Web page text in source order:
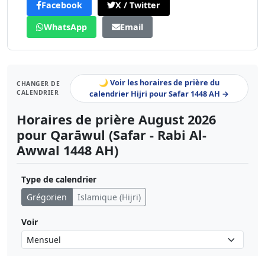
Facebook
X / Twitter
WhatsApp
Email
CHANGER DE
CALENDRIER
🌙 Voir les horaires de prière du
calendrier Hijri pour Safar 1448 AH →
Horaires de prière August 2026
pour Qarāwul (Safar - Rabi Al-
Awwal 1448 AH)
Type de calendrier
Grégorien
Islamique (Hijri)
Voir